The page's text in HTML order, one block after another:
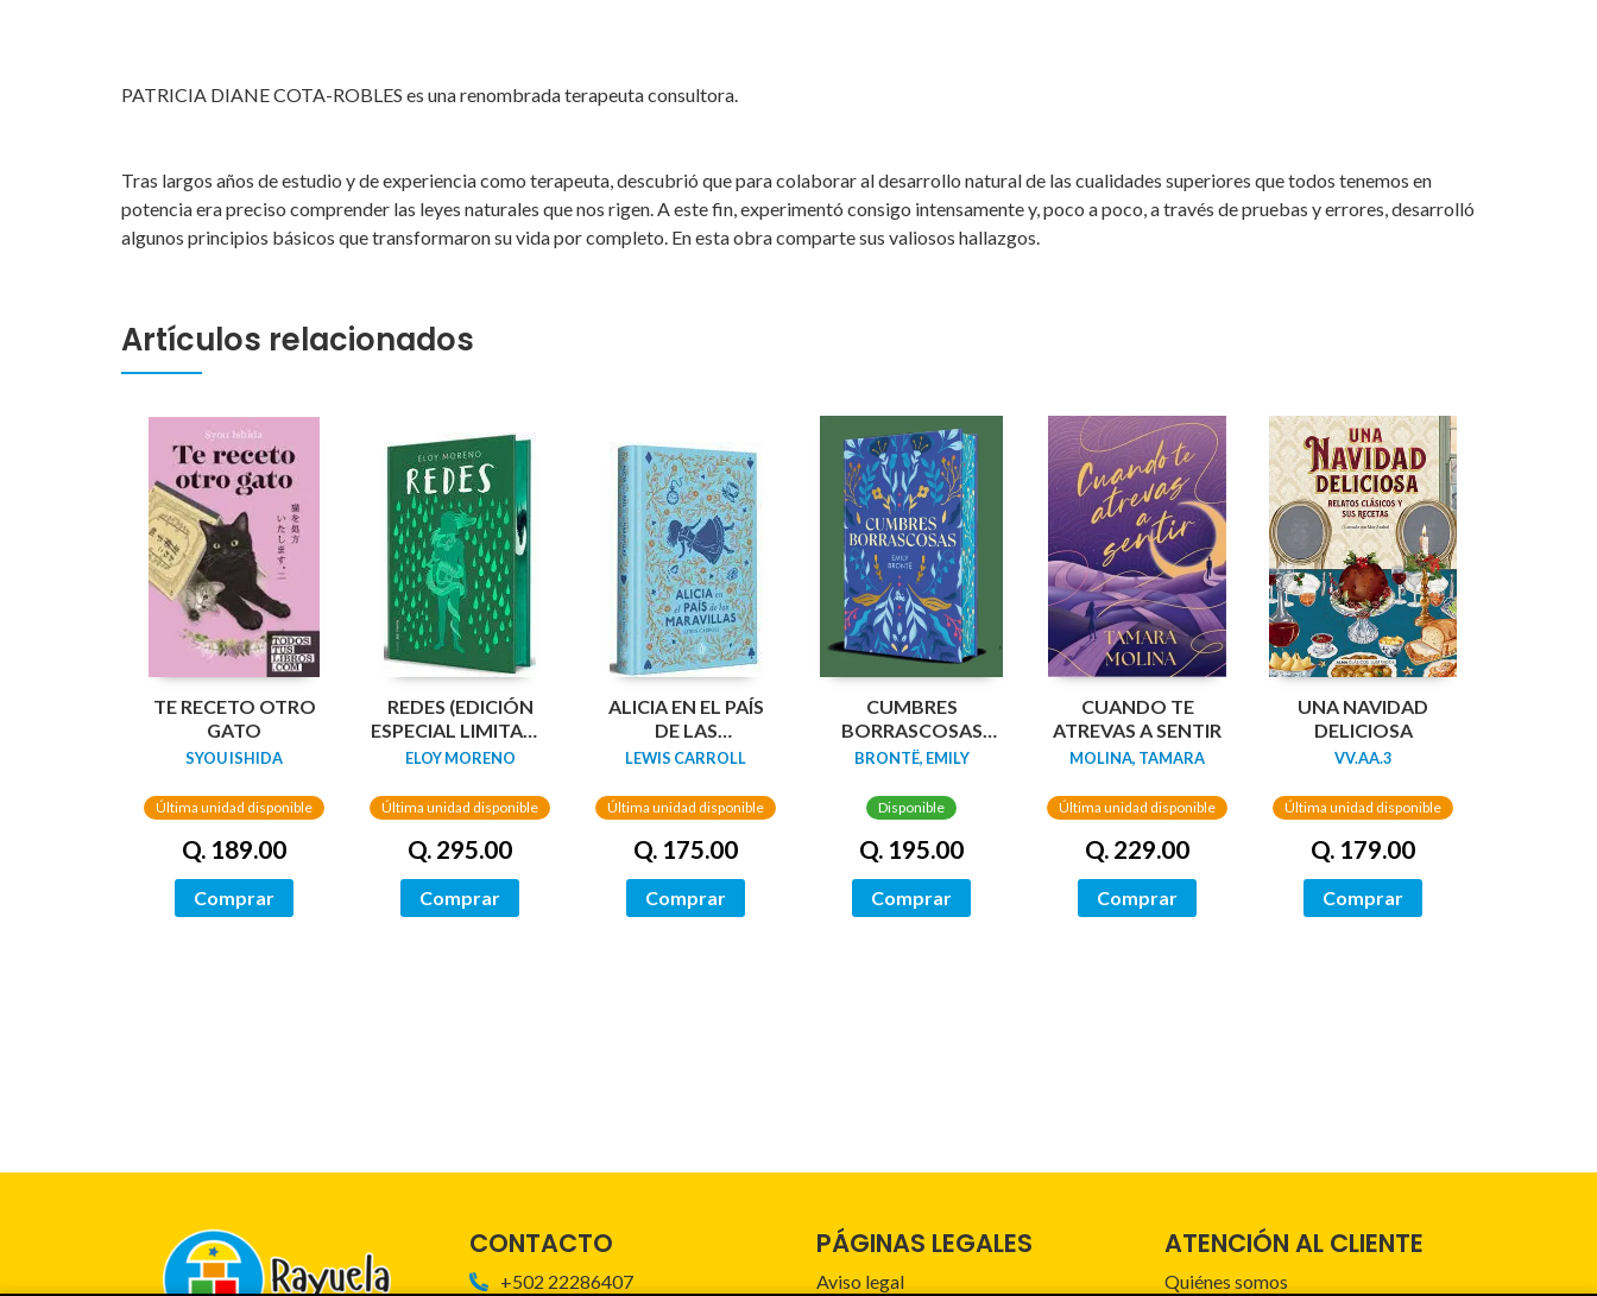
PATRICIA DIANE COTA-ROBLES es una renombrada terapeuta consultora.
Tras largos años de estudio y de experiencia como terapeuta, descubrió que para colaborar al desarrollo natural de las cualidades superiores que todos tenemos en
potencia era preciso comprender las leyes naturales que nos rigen. A este fin, experimentó consigo intensamente y, poco a poco, a través de pruebas y errores, desarrolló
algunos principios básicos que transformaron su vida por completo. En esta obra comparte sus valiosos hallazgos.
Artículos relacionados
TE RECETO OTRO
GATO
SYOU ISHIDA
Última unidad disponible
Q. 189.00
Comprar
REDES (EDICIÓN
ESPECIAL LIMITADA
GUARDAS
NETWORKS
ELOY MORENO
Última unidad disponible
Q. 295.00
Comprar
ALICIA EN EL PAÍS
DE LAS
MARAVILLAS
CON CANTOS
PINTADOS)
LEWIS CARROLL
Última unidad disponible
Q. 175.00
Comprar
CUMBRES
BORRASCOSAS
(EDICION LIMITADA
TINTADOS)
BRONTË, EMILY
Disponible
Q. 195.00
Comprar
CUANDO TE
ATREVAS A SENTIR
MOLINA, TAMARA
Última unidad disponible
Q. 229.00
Comprar
UNA NAVIDAD
DELICIOSA
VV.AA.3
Última unidad disponible
Q. 179.00
Comprar
CONTACTO
+502 22286407
PÁGINAS LEGALES
Aviso legal
ATENCIÓN AL CLIENTE
Quiénes somos